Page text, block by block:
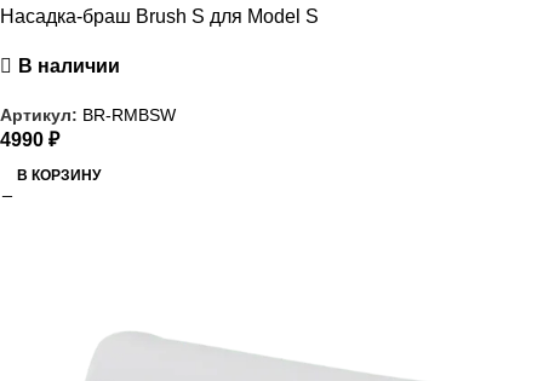
Насадка-браш Brush S для Model S
В наличии
Артикул: BR-RMBSW
4990 ₽
В КОРЗИНУ